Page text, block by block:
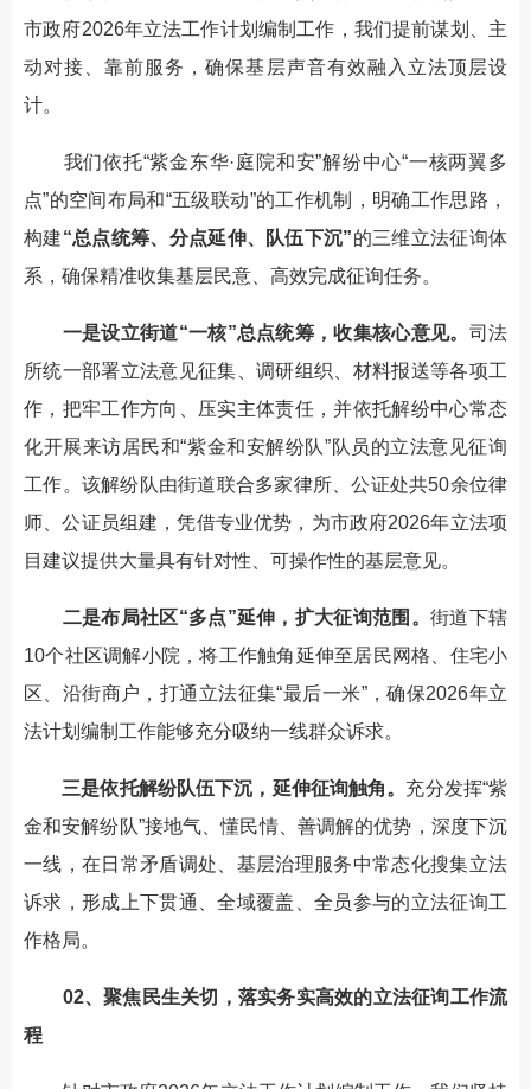
市政府2026年立法工作计划编制工作，我们提前谋划、主
动对接、靠前服务，确保基层声音有效融入立法顶层设
计。
我们依托“紫金东华·庭院和安”解纷中心“一核两翼多
点”的空间布局和“五级联动”的工作机制，明确工作思路，
构建“总点统筹、分点延伸、队伍下沉”的三维立法征询体
系，确保精准收集基层民意、高效完成征询任务。
一是设立街道“一核”总点统筹，收集核心意见。 司法
所统一部署立法意见征集、调研组织、材料报送等各项工
作，把牢工作方向、压实主体责任，并依托解纷中心常态
化开展来访居民和“紫金和安解纷队”队员的立法意见征询
工作。该解纷队由街道联合多家律所、公证处共50余位律
师、公证员组建，凭借专业优势，为市政府2026年立法项
目建议提供大量具有针对性、可操作性的基层意见。
二是布局社区“多点”延伸，扩大征询范围。街道下辖
10个社区调解小院，将工作触角延伸至居民网格、住宅小
区、沿街商户，打通立法征集“最后一米”，确保2026年立
法计划编制工作能够充分吸纳一线群众诉求。
三是依托解纷队伍下沉，延伸征询触角。 充分发挥“紫
金和安解纷队”接地气、懂民情、善调解的优势，深度下沉
一线，在日常矛盾调处、基层治理服务中常态化搜集立法
诉求，形成上下贯通、全域覆盖、全员参与的立法征询工
作格局。
02、聚焦民生关切，落实务实高效的立法征询工作流
程